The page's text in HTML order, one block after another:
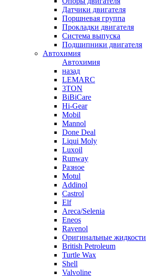
Датчики двигателя
Поршневая группа
Прокладки двигателя
Система выпуска
Подшипники двигателя
Автохимия
Автохимия
назад
LEMARC
3TON
BiBiCare
Hi-Gear
Mobil
Mannol
Done Deal
Liqui Moly
Luxoil
Runway
Разное
Motul
Addinol
Castrol
Elf
Areca/Selenia
Eneos
Ravenol
Оригинальные жидкости
British Petroleum
Turtle Wax
Shell
Valvoline